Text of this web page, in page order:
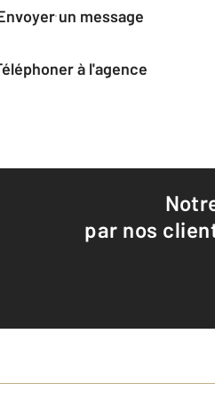
Envoyer un message
Téléphoner à l'agence
par nos